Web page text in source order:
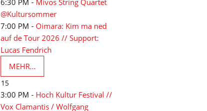
6:30 PM - Mivos String Quartet
@Kultursommer
7:00 PM - Oimara: Kim ma ned
auf de Tour 2026 // Support:
Lucas Fendrich
MEHR...
15
3:00 PM - Hoch Kultur Festival //
Vox Clamantis / Wolfgang